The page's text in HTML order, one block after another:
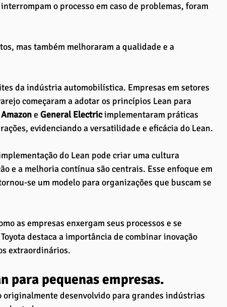
o processo em caso de problemas, foram
mas também melhoraram a qualidade e a
da indústria automobilística. Empresas em setores
começaram a adotar os princípios Lean para
Amazon e General Electric implementaram práticas
evidenciando a versatilidade e eficácia do Lean.
do Lean pode criar uma cultura
e a melhoria contínua são centrais. Esse enfoque em
se um modelo para organizações que buscam se
as empresas enxergam seus processos e se
destaca a importância de combinar inovação
extraordinários.
para pequenas empresas.
desenvolvido para grandes indústrias